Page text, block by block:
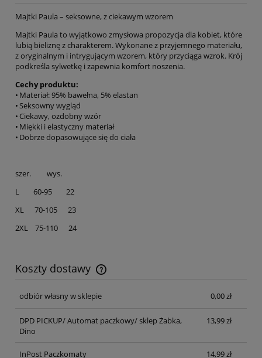
Majtki Paula – seksowne, z ciekawym wzorem
Majtki Paula to wyjątkowo zmysłowa propozycja dla kobiet, które
lubią bieliznę z charakterem. Wykonane z przyjemnego materiału,
z oryginalnym i intrygującym wzorem, który przyciąga wzrok. Krój
podkreśla sylwetkę i zapewnia komfort noszenia.
Cechy produktu:
• Materiał: 95% bawełna, 5% elastan
• Seksowny wygląd
• Ciekawy, ozdobny wzór
• Miękki i elastyczny materiał
• Dobrze dopasowujące się do ciała
szer. wys.
L 60-95 22
XL 70-105 23
2XL 75-110 24
Koszty dostawy
Cena nie zawiera ewentualnych kosztów płatności
odbiór własny w sklepie
0,00 zł
DPD PICKUP/ Automat paczkowy/ sklep Żabka,
Dino
13,99 zł
InPost Paczkomaty 14,99 zł